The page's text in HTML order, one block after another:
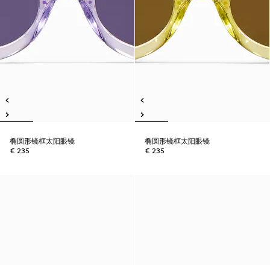
椭圆形镜框太阳眼镜
€ 235
椭圆形镜框太阳眼镜
€ 235